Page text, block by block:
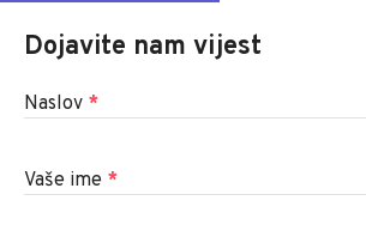
Dojavite nam vijest
Naslov *
Vaše ime *